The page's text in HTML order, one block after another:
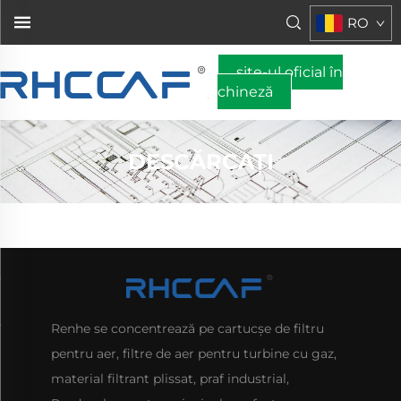
RO
site-ul oficial în
chineză
DESCĂRCAȚI
Renhe se concentrează pe cartucşe de filtru
pentru aer, filtre de aer pentru turbine cu gaz,
material filtrant plissat, praf industrial,